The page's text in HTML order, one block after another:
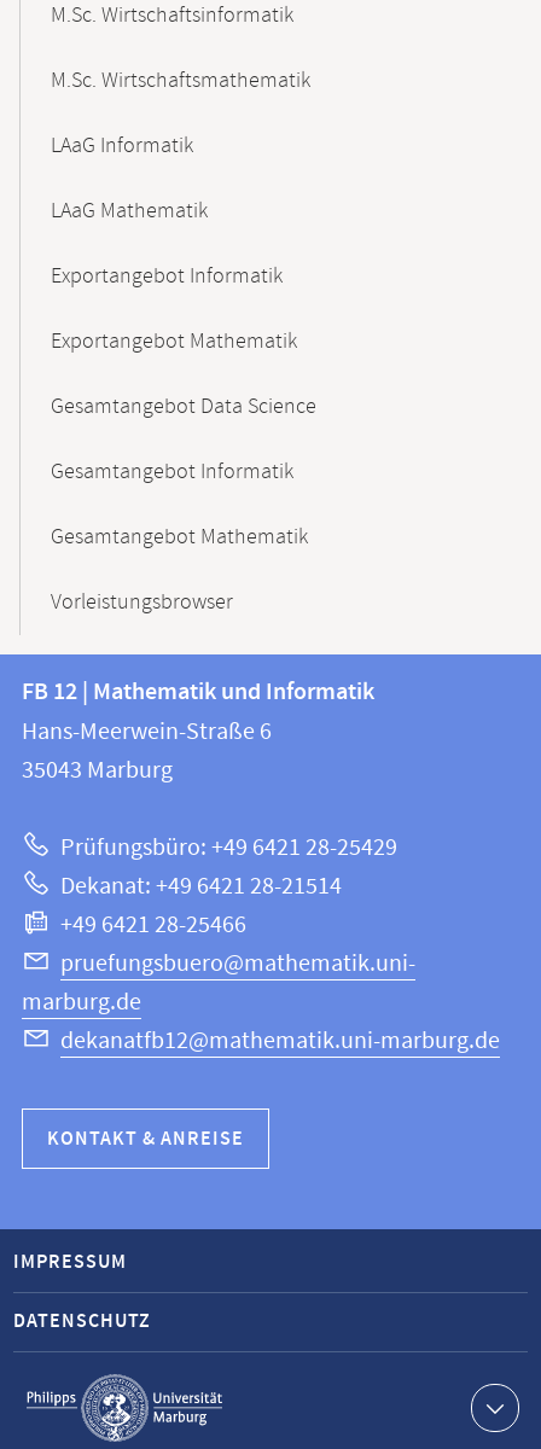
M.Sc. Wirtschaftsinformatik
M.Sc. Wirtschaftsmathematik
LAaG Informatik
LAaG Mathematik
Exportangebot Informatik
Exportangebot Mathematik
Gesamtangebot Data Science
Gesamtangebot Informatik
Gesamtangebot Mathematik
Vorleistungsbrowser
Kontakt
und
Informationen
Website
FB
12
|
und
Informatik
FB 12 | Mathematik und Informatik
Hans-Meerwein-Straße 6
35043 Marburg
Prüfungsbüro: +49 6421 28-25429
Dekanat: +49 6421 28-21514
+49 6421 28-25466
pruefungsbuero@mathematik.uni-
marburg.de
dekanatfb12@mathematik.uni-marburg.de
KONTAKT & ANREISE
Service-
Navigation
IMPRESSUM
DATENSCHUTZ